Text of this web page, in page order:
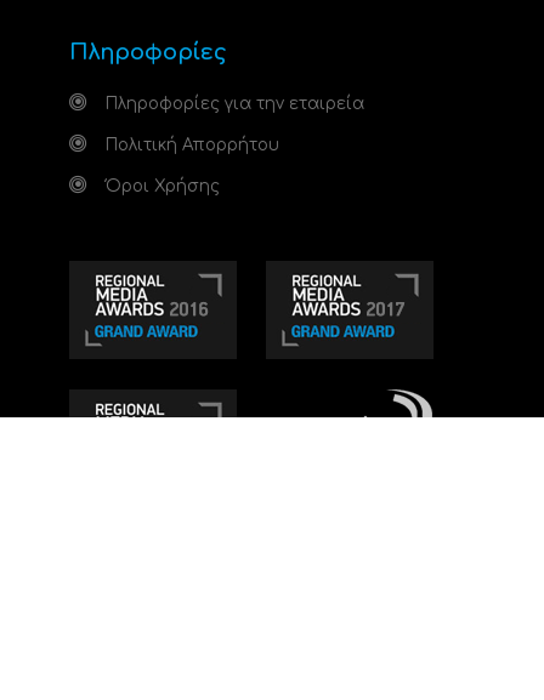
Πληροφορίες
Πληροφορίες για την εταιρεία
Πολιτική Απορρήτου
Όροι Χρήσης